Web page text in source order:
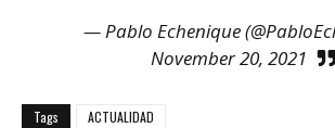
— Pablo Echenique
November 20, 2021
Tags ACTUALIDAD